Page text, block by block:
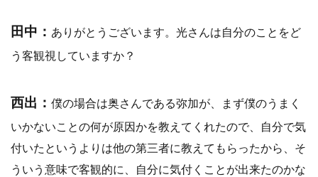
田中： ありがとうございます。光さんは自分のことをど
う客観視していますか？
西出： 僕の場合は奥さんである弥加が、まず僕のうまく
いかないことの何が原因かを教えてくれたので、自分で気
付いたというよりは他の第三者に教えてもらったから、そ
ういう意味で客観的に、自分に気付くことが出来たのかな